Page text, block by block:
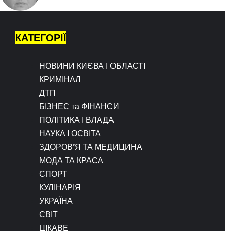
КАТЕГОРІЇ
НОВИНИ КИЄВА І ОБЛАСТІ
КРИМІНАЛ
ДТП
БІЗНЕС та ФІНАНСИ
ПОЛІТИКА І ВЛАДА
НАУКА І ОСВІТА
ЗДОРОВ’Я ТА МЕДИЦИНА
МОДА ТА КРАСА
СПОРТ
КУЛІНАРІЯ
УКРАЇНА
СВІТ
ЦІКАВЕ